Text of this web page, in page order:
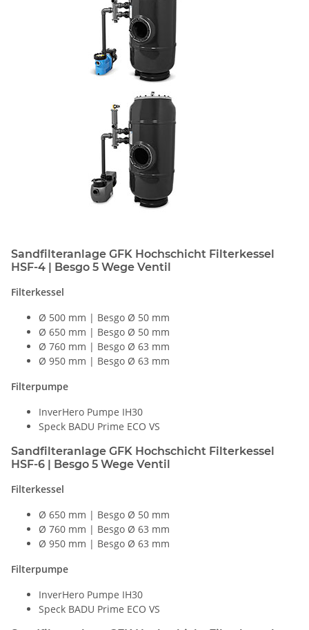
Sandfilteranlage GFK Hochschicht Filterkessel
HSF-4 | Besgo 5 Wege Ventil
Filterkessel
Ø 500 mm | Besgo Ø 50 mm
Ø 650 mm | Besgo Ø 50 mm
Ø 760 mm | Besgo Ø 63 mm
Ø 950 mm | Besgo Ø 63 mm
Filterpumpe
InverHero Pumpe IH30
Speck BADU Prime ECO VS
Sandfilteranlage GFK Hochschicht Filterkessel
HSF-6 | Besgo 5 Wege Ventil
Filterkessel
Ø 650 mm | Besgo Ø 50 mm
Ø 760 mm | Besgo Ø 63 mm
Ø 950 mm | Besgo Ø 63 mm
Filterpumpe
InverHero Pumpe IH30
Speck BADU Prime ECO VS